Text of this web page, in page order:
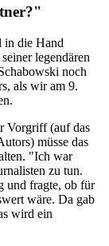
in die Hand
legendären
noch
als wir am 9.
Vorgriff (auf das
müsse das
"Ich war
zu tun.
und fragte, ob für
wäre. Da gab
wird ein